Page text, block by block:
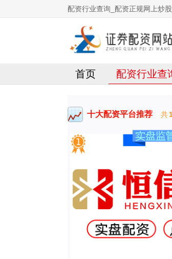
配资行业查询_配资正规网上炒
首页 配资行业查
十大配资平台推荐 共